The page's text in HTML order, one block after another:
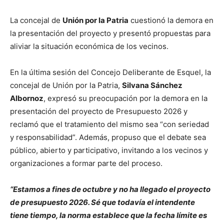
La concejal de Unión por la Patria cuestionó la demora en
la presentación del proyecto y presentó propuestas para
aliviar la situación económica de los vecinos.
En la última sesión del Concejo Deliberante de Esquel, la
concejal de Unión por la Patria, Silvana Sánchez
Albornoz, expresó su preocupación por la demora en la
presentación del proyecto de Presupuesto 2026 y
reclamó que el tratamiento del mismo sea “con seriedad
y responsabilidad”. Además, propuso que el debate sea
público, abierto y participativo, invitando a los vecinos y
organizaciones a formar parte del proceso.
“Estamos a fines de octubre y no ha llegado el proyecto
de presupuesto 2026. Sé que todavía el intendente
tiene tiempo, la norma establece que la fecha límite es